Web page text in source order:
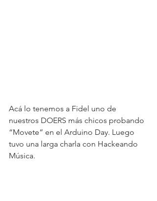
Acá lo tenemos a Fidel uno de
nuestros DOERS más chicos probando
“Movete” en el Arduino Day. Luego
tuvo una larga charla con Hackeando
Música.